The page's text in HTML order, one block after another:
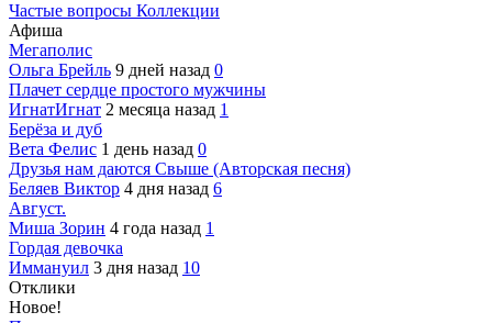
Частые вопросы Коллекции
Афиша
Мегаполис
Ольга Брейль 9 дней назад 0
Плачет сердце простого мужчины
ИгнатИгнат 2 месяца назад 1
Берёза и дуб
Вета Фелис 1 день назад 0
Друзья нам даются Свыше (Авторская песня)
Беляев Виктор 4 дня назад 6
Август.
Миша Зорин 4 года назад 1
Гордая девочка
Иммануил 3 дня назад 10
Отклики
Новое!